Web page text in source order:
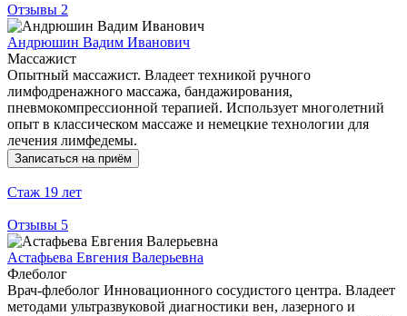
Отзывы 2
Андрюшин Вадим Иванович
Массажист
Опытный массажист. Владеет техникой ручного
лимфодренажного массажа, бандажирования,
пневмокомпрессионной терапией. Использует многолетний
опыт в классическом массаже и немецкие технологии для
лечения лимфедемы.
Записаться на приём
Стаж 19 лет
Отзывы 5
Астафьева Евгения Валерьевна
Флеболог
Врач-флеболог Инновационного сосудистого центра. Владеет
методами ультразвуковой диагностики вен, лазерного и